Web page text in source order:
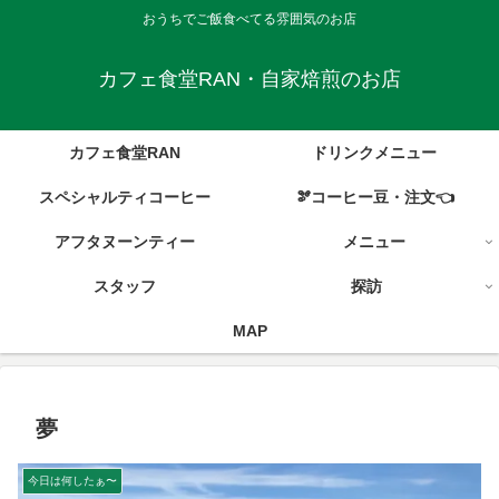
おうちでご飯食べてる雰囲気のお店
カフェ食堂RAN・自家焙煎のお店
カフェ食堂RAN ドリンクメニュー
スペシャルティコーヒー 🫘コーヒー豆・注文👈
アフタヌーンティー メニュー
スタッフ 探訪
MAP
夢
今日は何したぁ〜